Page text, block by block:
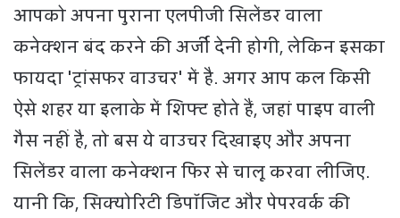
आपको अपना पुराना एलपीजी सिलेंडर वाला
कनेक्शन बंद करने की अर्जी देनी होगी, लेकिन इसका
फायदा 'ट्रांसफर वाउचर' में है. अगर आप कल किसी
ऐसे शहर या इलाके में शिफ्ट होते हैं, जहां पाइप वाली
गैस नहीं है, तो बस ये वाउचर दिखाइए और अपना
सिलेंडर वाला कनेक्शन फिर से चालू करवा लीजिए.
यानी कि, सिक्योरिटी डिपॉजिट और पेपरवर्क की